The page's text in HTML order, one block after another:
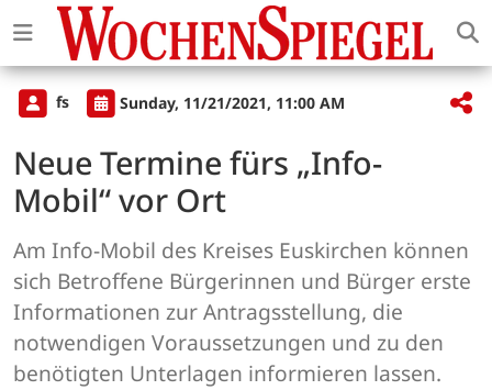
fs Sunday, 11/21/2021, 11:00 AM
Neue Termine fürs „Info-
Mobil“ vor Ort
Am Info-Mobil des Kreises Euskirchen können
sich Betroffene Bürgerinnen und Bürger erste
Informationen zur Antragsstellung, die
notwendigen Voraussetzungen und zu den
benötigten Unterlagen informieren lassen.